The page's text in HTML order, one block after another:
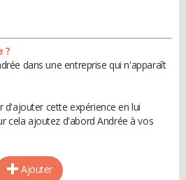
?
dans une entreprise qui n'apparaît
d'ajouter cette expérience en lui
cela ajoutez d'abord Andrée à vos
Ajouter